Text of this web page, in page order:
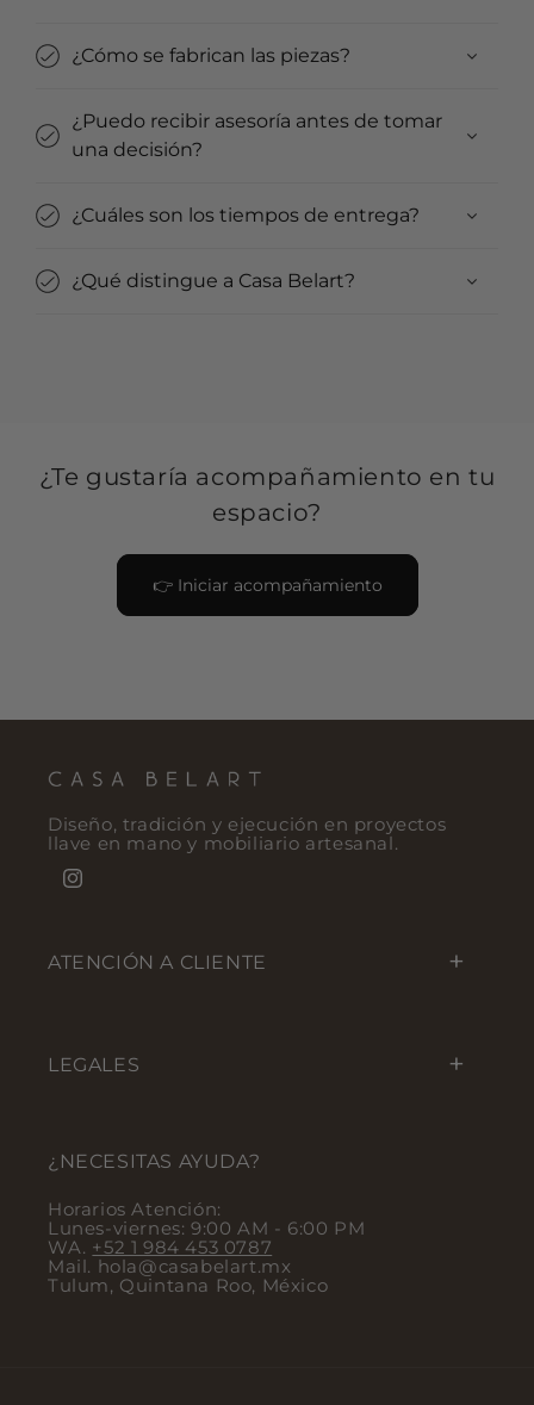
¿Cómo se fabrican las piezas?
¿Puedo recibir asesoría antes de tomar
una decisión?
¿Cuáles son los tiempos de entrega?
¿Qué distingue a Casa Belart?
¿Te gustaría acompañamiento en tu
espacio?
👉 Iniciar acompañamiento
Diseño, tradición y ejecución en proyectos
llave en mano y mobiliario artesanal.
Instagram
ATENCIÓN A CLIENTE
LEGALES
¿NECESITAS AYUDA?
Horarios Atención:
Lunes-viernes: 9:00 AM - 6:00 PM
WA. +52 1 984 453 0787
Mail. hola@casabelart.mx
Tulum, Quintana Roo, México